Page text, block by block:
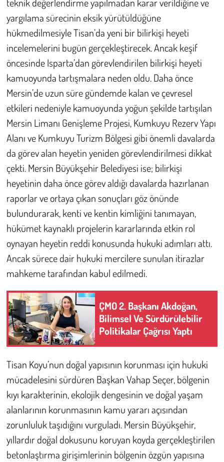
yargılama sürecinin eksik yürütüldüğüne
hükmedilmesiyle Tisan’da yeni bir bilirkişi heyeti
incelemelerini bugün gerçekleştirecek. Ancak keşif
öncesinde Isparta’dan görevlendirilen bilirkişi heyeti
kamuoyunda tartışmalara neden oldu. Daha önce
Mersin’de uzun süre gündemde kalan ve çevresel
etkileri nedeniyle kamuoyunda yoğun şekilde tartışılan
Mersin Limanı Genişleme Projesi, Kumkuyu Rezerv Yapı
Alanı ve Kumkuyu Turizm Bölgesi gibi önemli davalarda
da görev alan heyetin yeniden görevlendirilmesi dikkat
çekti. Mersin Büyükşehir Belediyesi ise; bilirkişi
heyetinin daha önce görev aldığı davalarda hazırlanan
raporlar ve ortaya çıkan sonuçları göz önünde
bulundurarak, kenti ve kentin kimliğini tanımayan,
hükümet kaynaklı projelerin kararlarında etkin rol
oynayan heyetin reddi konusunda hukuki adımları attı.
Ancak sürece dair hukuki mercilere sunulan itirazlar
mahkeme tarafından kabul edilmedi.
ÇMO 2. Başkanı Akdoğan,
Bilimsel Ve Sürdürülebilir
Politikalar Çağrısı Yaptı
Tisan Koyu’nun doğal yapısının korunması için hukuki
mücadelesini sürdüren Başkan Vahap Seçer, bölgenin
kıyı karakterinin, ekolojik dengesinin ve doğal yaşam
alanlarının korunmasının kamu yararı açısından
zorunluluk taşıdığını vurguladı. Mersin Büyükşehir,
yıllardır doğal dokusunu koruyan koyda gerçekleştirilen
betonlaştırma girişimlerinin bölgenin özgün yapısına